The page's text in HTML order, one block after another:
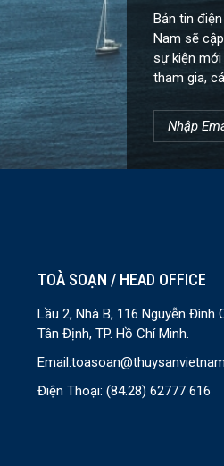
Bản tin
Nam sẽ
sự kiện
tham gia,
TOÀ SOẠN / HEAD OFFICE
Lầu 2, Nhà B, 116 Nguyễn Đình
Tân Định, TP. Hồ Chí Minh.
Email:
Điện Thoại: (84.28) 62777 616